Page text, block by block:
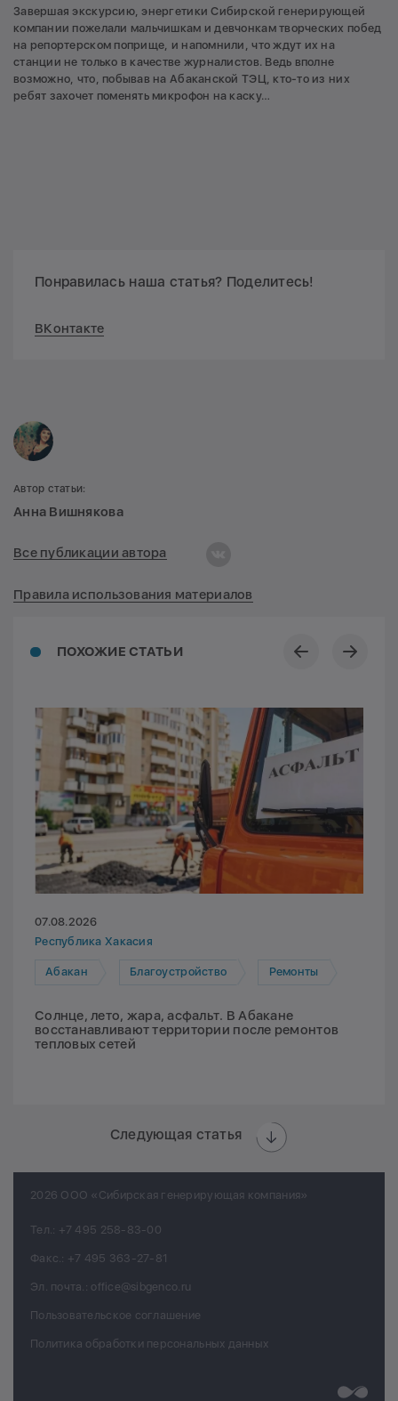
Завершая экскурсию, энергетики Сибирской генерирующей
компании пожелали мальчишкам и девчонкам творческих побед
на репортерском поприще, и напомнили, что ждут их на
станции не только в качестве журналистов. Ведь вполне
возможно, что, побывав на Абаканской ТЭЦ, кто-то из них
ребят захочет поменять микрофон на каску…
Понравилась наша статья? Поделитесь!
ВКонтакте
ПОХОЖИЕ СТАТЬИ
07.08.2026
Республика Хакасия
Абакан Благоустройство Ремонты
Солнце, лето, жара, асфальт. В Абакане
восстанавливают территории после ремонтов
тепловых сетей
Следующая статья
Автор статьи:
Анна Вишнякова
Все публикации автора
Правила использования материалов
2026 ООО «Сибирская генерирующая компания»
Тел.: +7 495 258-83-00
Факс.: +7 495 363-27-81
Эл. почта.: office@sibgenco.ru
Пользовательское соглашение
Политика обработки персональных данных